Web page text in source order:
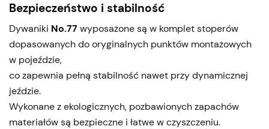
Bezpieczeństwo i stabilność
Dywaniki No.77 wyposażone są w komplet stoperów
dopasowanych do oryginalnych punktów montażowych
w pojeździe,
co zapewnia pełną stabilność nawet przy dynamicznej
jeździe.
Wykonane z ekologicznych, pozbawionych zapachów
materiałów są bezpieczne i łatwe w czyszczeniu.